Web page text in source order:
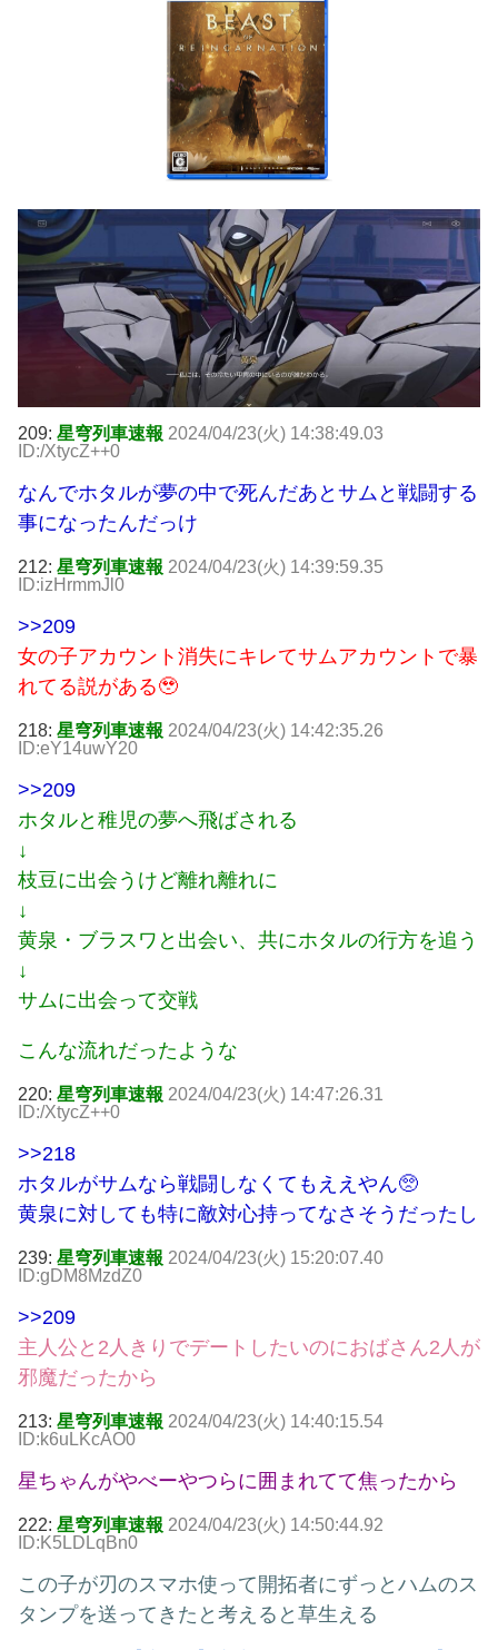
209: 星穹列車速報 2024/04/23(火) 14:38:49.03
ID:/XtycZ++0
なんでホタルが夢の中で死んだあとサムと戦闘する
事になったんだっけ
212: 星穹列車速報 2024/04/23(火) 14:39:59.35
ID:izHrmmJl0
>>209
女の子アカウント消失にキレてサムアカウントで暴
れてる説がある🥹
218: 星穹列車速報 2024/04/23(火) 14:42:35.26
ID:eY14uwY20
>>209
ホタルと稚児の夢へ飛ばされる
↓
枝豆に出会うけど離れ離れに
↓
黄泉・ブラスワと出会い、共にホタルの行方を追う
↓
サムに出会って交戦
こんな流れだったような
220: 星穹列車速報 2024/04/23(火) 14:47:26.31
ID:/XtycZ++0
>>218
ホタルがサムなら戦闘しなくてもええやん🥺
黄泉に対しても特に敵対心持ってなさそうだったし
239: 星穹列車速報 2024/04/23(火) 15:20:07.40
ID:gDM8MzdZ0
>>209
主人公と2人きりでデートしたいのにおばさん2人が
邪魔だったから
213: 星穹列車速報 2024/04/23(火) 14:40:15.54
ID:k6uLKcAO0
星ちゃんがやべーやつらに囲まれてて焦ったから
222: 星穹列車速報 2024/04/23(火) 14:50:44.92
ID:K5LDLqBn0
この子が刃のスマホ使って開拓者にずっとハムのス
タンプを送ってきたと考えると草生える